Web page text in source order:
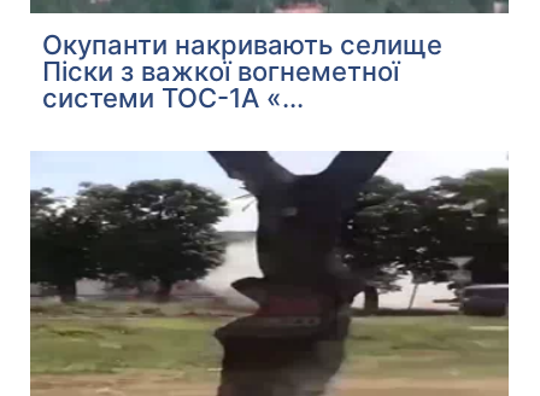
Окупанти накривають селище
Піски з важкої вогнеметної
системи ТОС-1А «...